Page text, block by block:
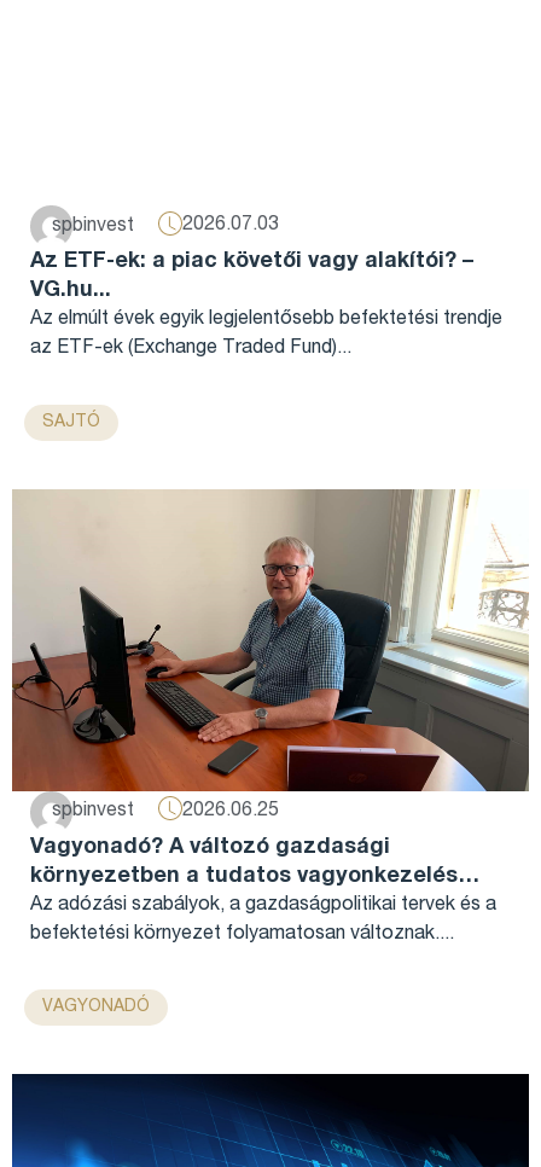
spbinvest 2026.07.03
Az ETF-ek: a piac követői vagy alakítói? –
VG.hu...
Az elmúlt évek egyik legjelentősebb befektetési trendje
az ETF-ek (Exchange Traded Fund)...
SAJTÓ
spbinvest 2026.06.25
Vagyonadó? A változó gazdasági
környezetben a tudatos vagyonkezelés
szerepe még fontosabbá válik...
Az adózási szabályok, a gazdaságpolitikai tervek és a
befektetési környezet folyamatosan változnak....
VAGYONADÓ